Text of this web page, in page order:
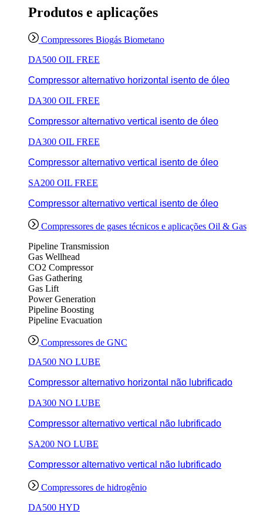
Produtos e aplicações
Compressores Biogás Biometano
DA500 OIL FREE
Compressor alternativo horizontal isento de óleo
DA300 OIL FREE
Compressor alternativo vertical isento de óleo
DA300 OIL FREE
Compressor alternativo vertical isento de óleo
SA200 OIL FREE
Compressor alternativo vertical isento de óleo
Compressores de gases técnicos e aplicações Oil & Gas
Pipeline Transmission
Gas Wellhead
CO2 Compressor
Gas Gathering
Gas Lift
Power Generation
Pipeline Boosting
Pipeline Evacuation
Compressores de GNC
DA500 NO LUBE
Compressor alternativo horizontal não lubrificado
DA300 NO LUBE
Compressor alternativo vertical não lubrificado
SA200 NO LUBE
Compressor alternativo vertical não lubrificado
Compressores de hidrogênio
DA500 HYD